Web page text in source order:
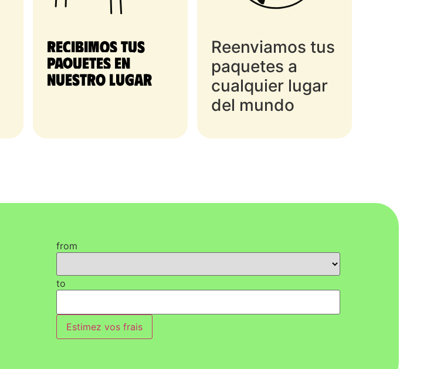
Recibimos tus
paquetes en
nuestro lugar
Reenviamos tus
paquetes a
cualquier lugar
del mundo
from
to
Estimez vos frais